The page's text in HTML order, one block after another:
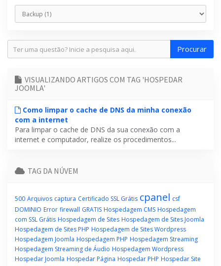
VISUALIZANDO ARTIGOS COM TAG 'HOSPEDAR
JOOMLA'
Como limpar o cache de DNS da minha conexão
com a internet
Para limpar o cache de DNS da sua conexão com a
internet e computador, realize os procedimentos...
TAG DA NÚVEM
500 Arquivos captura Certificado SSL Grátis cpanel csf
DOMINIO Error firewall GRATIS Hospedagem CMS Hospedagem
com SSL Grátis Hospedagem de Sites Hospedagem de Sites Joomla
Hospedagem de Sites PHP Hospedagem de Sites Wordpress
Hospedagem Joomla Hospedagem PHP Hospedagem Streaming
Hospedagem Streaming de Áudio Hospedagem Wordpress
Hospedar Joomla Hospedar Página Hospedar PHP Hospedar Site